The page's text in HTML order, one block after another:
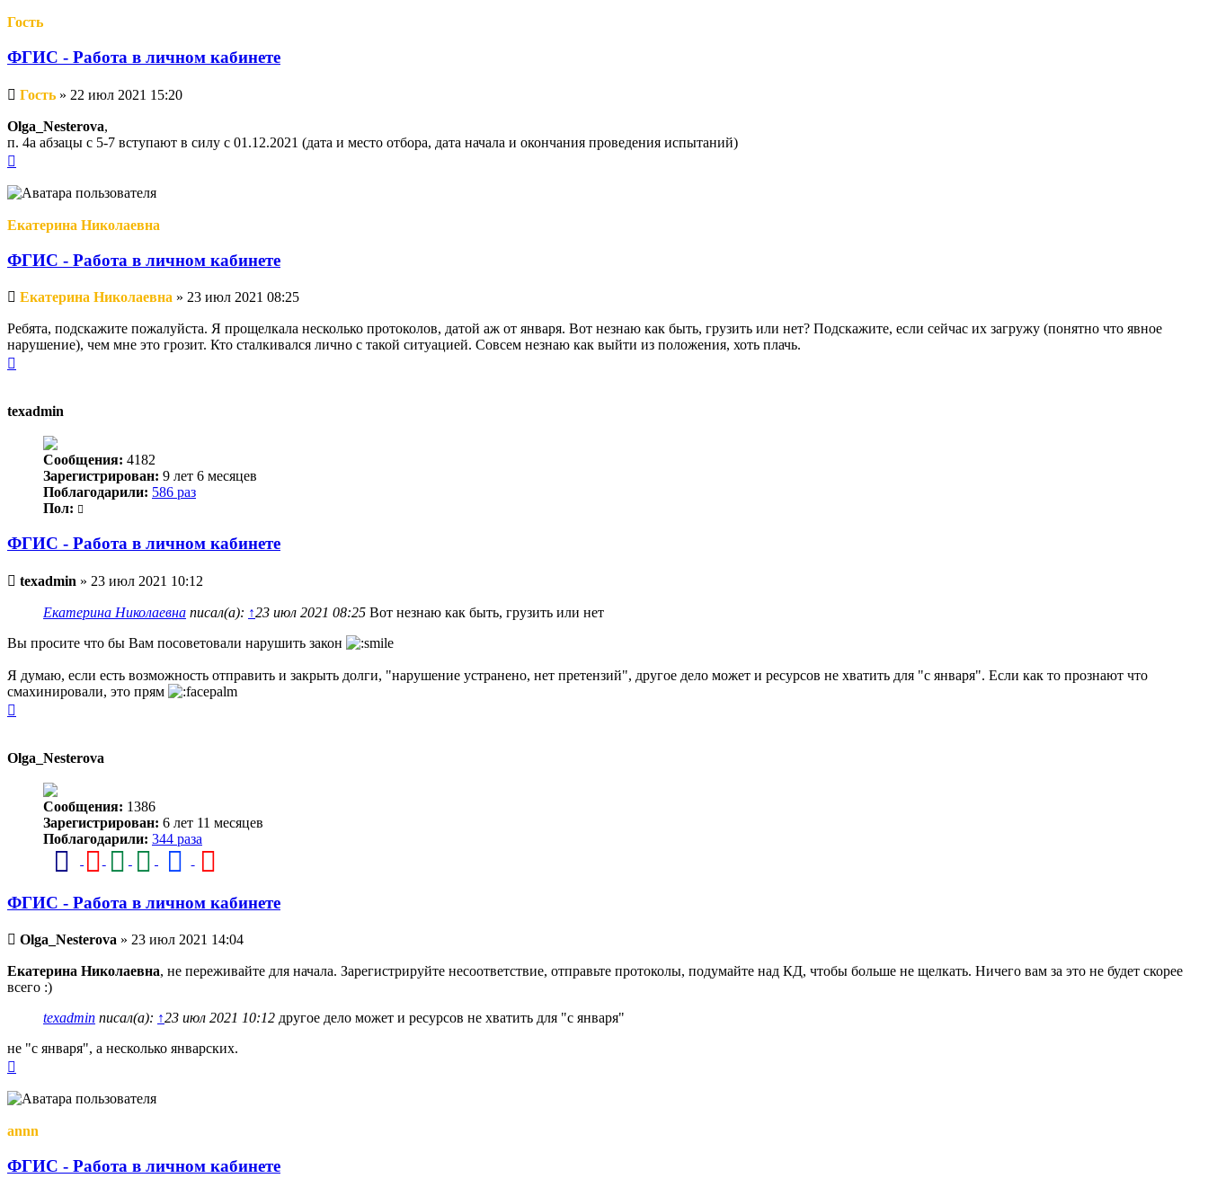
Гость
ФГИС - Работа в личном кабинете
Непрочитанное
Гость » 22 июл 2021 15:20
Olga_Nesterova,
п. 4а абзацы с 5-7 вступают в силу с 01.12.2021 (дата и место отбора, дата начала и окончания проведения испытаний)
началу
Екатерина Николаевна
ФГИС - Работа в личном кабинете
Непрочитанное
сообщение
Екатерина Николаевна » 23 июл 2021 08:25
Ребята, подскажите пожалуйста. Я прощелкала несколько протоколов, датой аж от января. Вот незнаю как быть, грузить или нет? Подскажите, если сейчас их загружу (понятно что явное
нарушение), чем мне это грозит. Кто сталкивался лично с такой ситуацией. Совсем незнаю как выйти из положения, хоть плачь.
texadmin
Сообщения: 4182
Зарегистрирован: 9 лет 6 месяцев
Поблагодарили: 586 раз
Пол:
ФГИС - Работа в личном кабинете
Непрочитанное
texadmin » 23 июл 2021 10:12
Екатерина Николаевна писал(а): ↑23 июл 2021 08:25 Вот незнаю как быть, грузить или нет
Вы просите что бы Вам посоветовали нарушить закон
Я думаю, если есть возможность отправить и закрыть долги, "нарушение устранено, нет претензий", другое дело может и ресурсов не хватить для "с января". Если как то прознают что
смахинировали, это прям
Olga_Nesterova
Сообщения: 1386
Зарегистрирован: 6 лет 11 месяцев
Поблагодарили: 344 раза
ФГИС - Работа в личном кабинете
Непрочитанное
сообщение
Olga_Nesterova » 23 июл 2021 14:04
Екатерина Николаевна, не переживайте для начала. Зарегистрируйте несоответствие, отправьте протоколы, подумайте над КД, чтобы больше не щелкать. Ничего вам за это не будет скорее
всего :)
texadmin писал(а): ↑23 июл 2021 10:12 другое дело может и ресурсов не хватить для "с января"
не "с января", а несколько январских.
началу
annn
ФГИС - Работа в личном кабинете